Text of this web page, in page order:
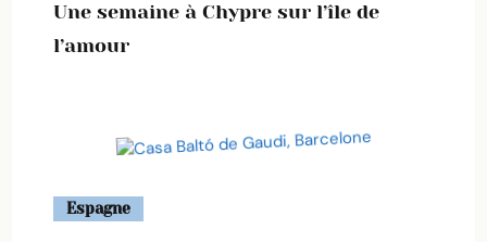
Une semaine à Chypre sur l’île de
l’amour
Espagne